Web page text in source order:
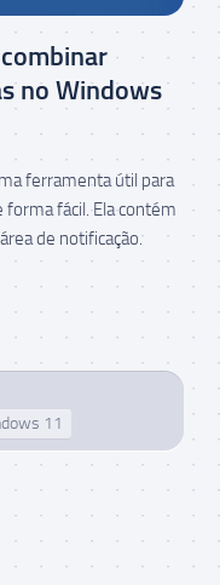
no Windows
ferramenta útil para
fácil. Ela contém
de notificação.
11